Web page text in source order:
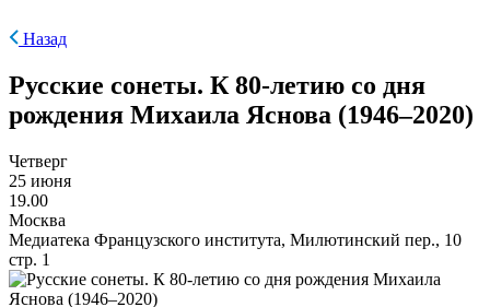
Назад
Русские сонеты. К 80-летию со дня
рождения Михаила Яснова (1946–2020)
Четверг
25 июня
19.00
Москва
Медиатека Французского института, Милютинский пер., 10
стр. 1